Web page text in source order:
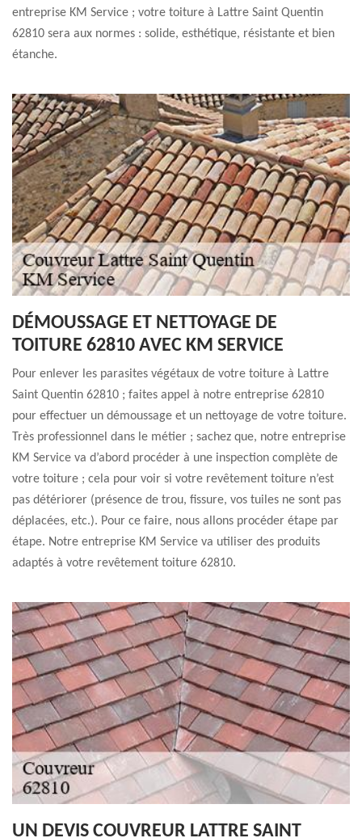
entreprise KM Service ; votre toiture à Lattre Saint Quentin
62810 sera aux normes : solide, esthétique, résistante et bien
étanche.
DÉMOUSSAGE ET NETTOYAGE DE
TOITURE 62810 AVEC KM SERVICE
Pour enlever les parasites végétaux de votre toiture à Lattre
Saint Quentin 62810 ; faites appel à notre entreprise 62810
pour effectuer un démoussage et un nettoyage de votre toiture.
Très professionnel dans le métier ; sachez que, notre entreprise
KM Service va d’abord procéder à une inspection complète de
votre toiture ; cela pour voir si votre revêtement toiture n’est
pas détériorer (présence de trou, fissure, vos tuiles ne sont pas
déplacées, etc.). Pour ce faire, nous allons procéder étape par
étape. Notre entreprise KM Service va utiliser des produits
adaptés à votre revêtement toiture 62810.
UN DEVIS COUVREUR LATTRE SAINT